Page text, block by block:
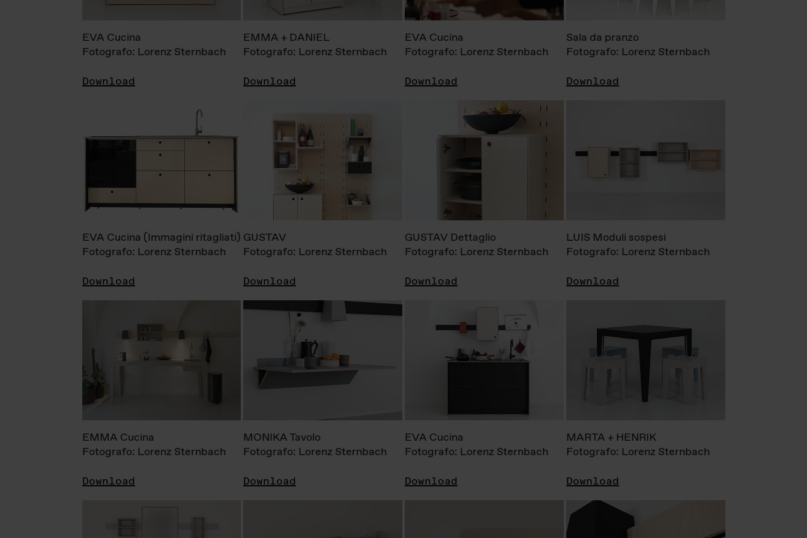
EVA Cucina
Fotografo: Lorenz Sternbach
Download
EMMA + DANIEL
Fotografo: Lorenz Sternbach
Download
EVA Cucina
Fotografo: Lorenz Sternbach
Download
Sala da pranzo
Fotografo: Lorenz Sternbach
Download
EVA Cucina (Immagini ritagliati)
Fotografo: Lorenz Sternbach
Download
GUSTAV
Fotografo: Lorenz Sternbach
Download
GUSTAV Dettaglio
Fotografo: Lorenz Sternbach
Download
LUIS Moduli sospesi
Fotografo: Lorenz Sternbach
Download
EMMA Cucina
Fotografo: Lorenz Sternbach
Download
MONIKA Tavolo
Fotografo: Lorenz Sternbach
Download
EVA Cucina
Fotografo: Lorenz Sternbach
Download
MARTA + HENRIK
Fotografo: Lorenz Sternbach
Download